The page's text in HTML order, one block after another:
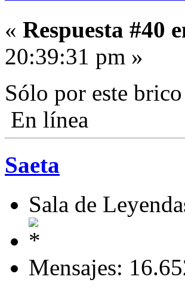
« Respuesta #40
20:39:31 pm »
Sólo por este
En línea
Saeta
Sala de
Mensajes: